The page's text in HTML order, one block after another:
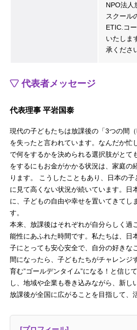
NPO法人
スクール
ETIC.コ
いたしま
承くださ
代表者メッセージ
代表理事 平岩国泰
現代の子どもたちは放課後の「3つの間（
を失ったと言われています。なんだか忙
で何をするかを決められる選択肢がとて
をするにもお金がかかる状況は、家庭の
ります。 こうしたこともあり、日本の
に見て高くない状況が続いています。日
に、子どもの自由や幸せを置いてきてし
す。
本来、放課後はそれぞれが自分らしく過
能性にあふれた時間です。私たちは、日
子にとっても安心安全で、自分の好きな
間になったら、子どもたちがチャレンジ
育む”ゴールデンタイム”になる！と信じ
し、地域や企業も巻き込みながら、新し
放課後が全国に広がることを目指して、